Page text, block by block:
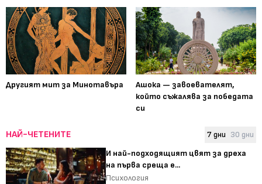
Другият мит за Минотавъра
Ашока — завоевателят,
който съжалява за победата
си
НАЙ-ЧЕТЕНИТЕ 7 дни 30 дни
И най-подходящият цвят за дреха
на първа среща е...
Психология